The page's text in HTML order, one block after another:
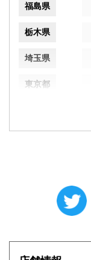
福島県
栃木県
埼玉県
東京都
滋賀県